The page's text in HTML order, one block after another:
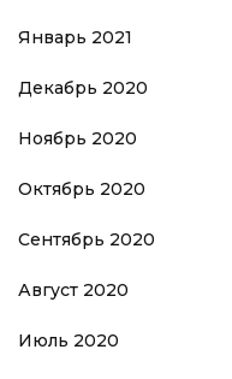
Январь 2021
Декабрь 2020
Ноябрь 2020
Октябрь 2020
Сентябрь 2020
Август 2020
Июль 2020